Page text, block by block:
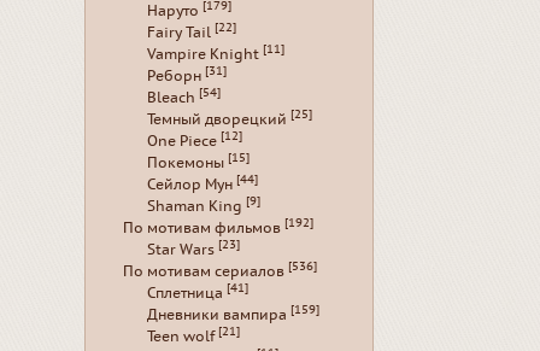
Наруто [179]
Fairy Tail [22]
Vampire Knight [11]
Реборн [31]
Bleach [54]
Темный дворецкий [25]
One Piece [12]
Покемоны [15]
Сейлор Мун [44]
Shaman King [9]
По мотивам фильмов [192]
Star Wars [23]
По мотивам сериалов [536]
Сплетница [41]
Дневники вампира [159]
Teen wolf [21]